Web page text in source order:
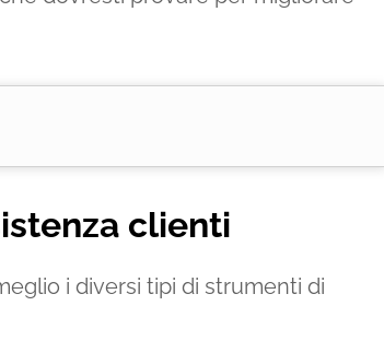
clienti
i diversi tipi di strumenti di